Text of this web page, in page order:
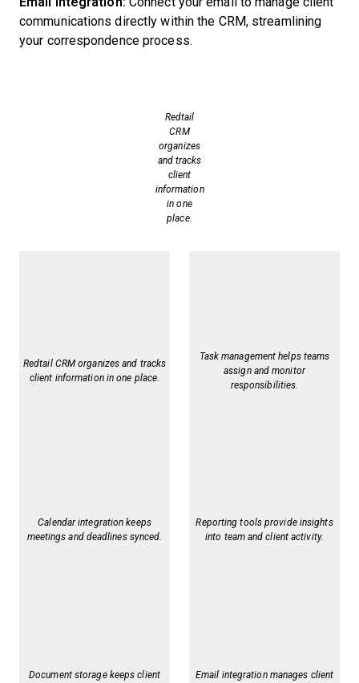
communications directly within the CRM, streamlining
your correspondence process.
Redtail
CRM
organizes
and tracks
client
information
in one
place.
Redtail CRM organizes and tracks
client information in one place.
Task management helps teams
assign and monitor
responsibilities.
Calendar integration keeps
meetings and deadlines synced.
Reporting tools provide insights
into team and client activity.
Document storage keeps client
Email integration manages client